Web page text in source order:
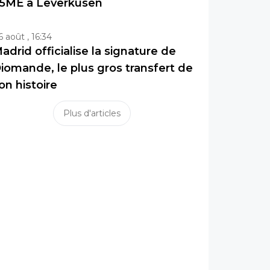
à Leverkusen
août , 16:34
officialise la signature de
le plus gros transfert de
histoire
Plus d'articles